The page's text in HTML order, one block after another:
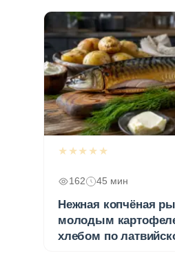
★★★★★
162 45 мин
Нежная копчёная
молодым
хлебом по